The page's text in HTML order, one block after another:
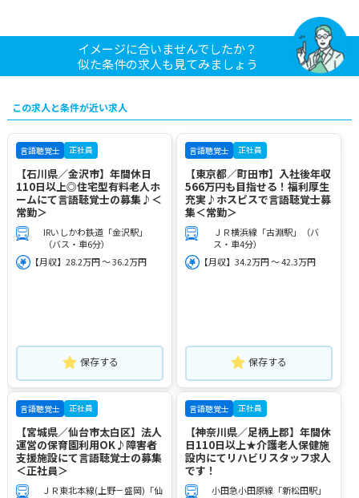
イメージに合いませんでしたか？
似た条件の求人も見てみましょう
この求人と条件が近い求人
言語聴覚士 正社員
【石川県／金沢市】年間休日
110日以上◎住宅型有料老人ホ
ームにて言語聴覚士の募集♪＜
常勤＞
IRいしかわ鉄道「金沢駅」
（バス・車6分）
【月収】28.2万円 ～ 36.2万円
保存する
言語聴覚士 正社員
【東京都／町田市】入社後年収
566万円も目指せる！福利厚生
充実♪ホスピスで言語聴覚士募
集＜常勤＞
ＪＲ横浜線「古淵駅」（バ
ス・車4分）
【月収】34.2万円 ～ 42.3万円
保存する
言語聴覚士 正社員
【宮城県／仙台市太白区】法人
運営の保育園利用OK♪障害者
支援施設にて言語聴覚士の募集
＜正社員＞
ＪＲ東北本線(上野－盛岡)「仙
言語聴覚士 正社員
【神奈川県／足柄上郡】年間休
日110日以上★介護老人保健施
設内にてリハビリスタッフ求人
です！
小田急小田原線「新松田駅」